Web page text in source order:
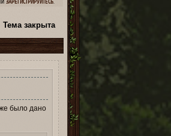
ЗАРЕГИСТРИРУЙТЕСЬ.
Тема закрыта
было дано